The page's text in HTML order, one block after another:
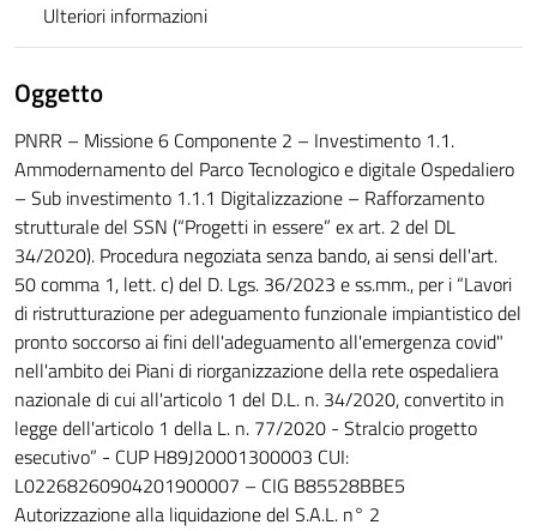
Ulteriori informazioni
Oggetto
PNRR – Missione 6 Componente 2 – Investimento 1.1.
Ammodernamento del Parco Tecnologico e digitale Ospedaliero
– Sub investimento 1.1.1 Digitalizzazione – Rafforzamento
strutturale del SSN (“Progetti in essere” ex art. 2 del DL
34/2020). Procedura negoziata senza bando, ai sensi dell'art.
50 comma 1, lett. c) del D. Lgs. 36/2023 e ss.mm., per i “Lavori
di ristrutturazione per adeguamento funzionale impiantistico del
pronto soccorso ai fini dell'adeguamento all'emergenza covid"
nell'ambito dei Piani di riorganizzazione della rete ospedaliera
nazionale di cui all'articolo 1 del D.L. n. 34/2020, convertito in
legge dell'articolo 1 della L. n. 77/2020 - Stralcio progetto
esecutivo” - CUP H89J20001300003 CUI:
L02268260904201900007 – CIG B85528BBE5
Autorizzazione alla liquidazione del S.A.L. n° 2